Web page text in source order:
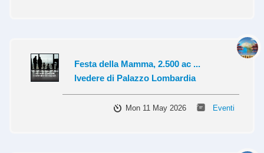
Festa della Mamma, 2.500 ac ...
lvedere di Palazzo Lombardia
Mon 11 May 2026 Eventi